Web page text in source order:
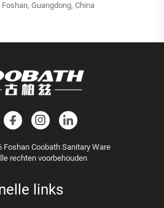
Guangdong, China
Foshan Coobath Sanitary Ware
rechten voorbehouden
links